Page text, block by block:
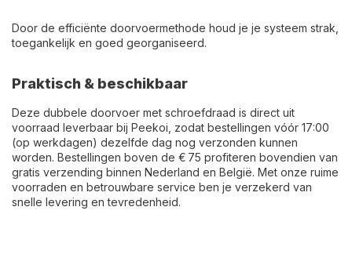
Door de efficiënte doorvoermethode houd je je systeem strak,
toegankelijk en goed georganiseerd.
Praktisch & beschikbaar
Deze dubbele doorvoer met schroefdraad is direct uit
voorraad leverbaar bij Peekoi, zodat bestellingen vóór 17:00
(op werkdagen) dezelfde dag nog verzonden kunnen
worden. Bestellingen boven de € 75 profiteren bovendien van
gratis verzending binnen Nederland en België. Met onze ruime
voorraden en betrouwbare service ben je verzekerd van
snelle levering en tevredenheid.